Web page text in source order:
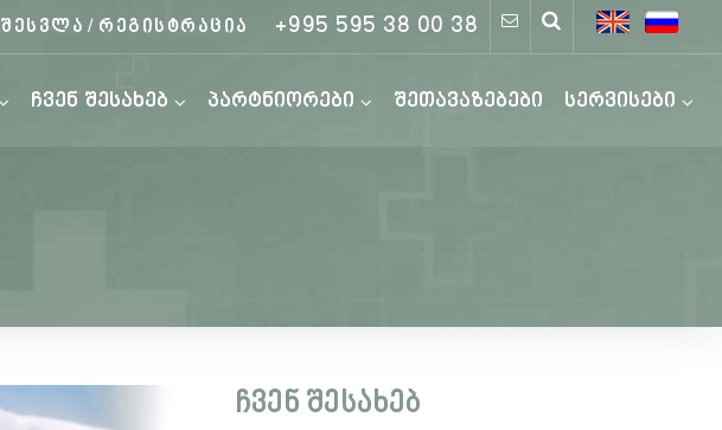
შესვლა / რეგისტრაცია +995 595 38 00 38
ჩვენ შესახებ პარტნიორები შეთავაზებები სერვისები
ჩვენ შესახებ